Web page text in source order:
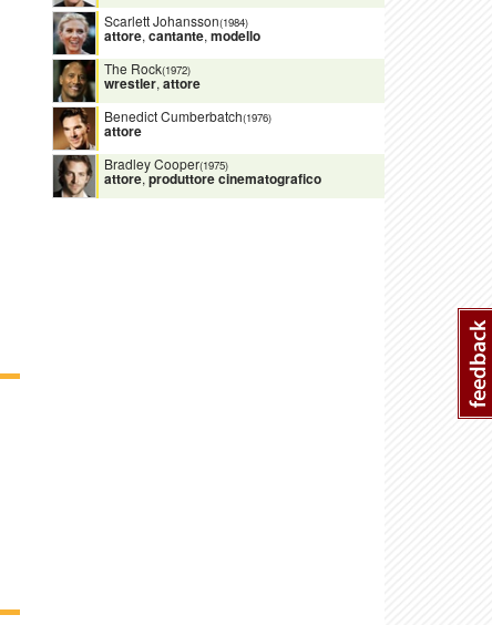
Scarlett Johansson(1984)
attore, cantante, modello
The Rock(1972)
wrestler, attore
Benedict Cumberbatch(1976)
attore
Bradley Cooper(1975)
attore,produttore cinematografico